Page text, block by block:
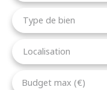
Type de bien
Localisation
Budget max (€)